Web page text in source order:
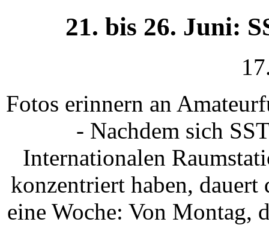
21. bis 26. Juni:
Fotos erinnern an
- Nachdem sich
Internationalen
konzentriert haben, dauert
eine Woche: Von Montag,